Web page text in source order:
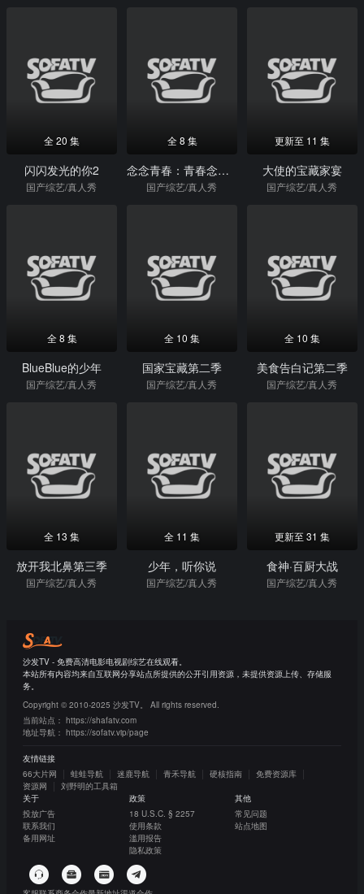
全 20 集
闪闪发光的你2
国产综艺/真人秀
全 8 集
念念青春：青春念诵会
国产综艺/真人秀
更新至 11 集
大使的宝藏家宴
国产综艺/真人秀
全 8 集
BlueBlue的少年
国产综艺/真人秀
全 10 集
国家宝藏第二季
国产综艺/真人秀
全 10 集
美食告白记第二季
国产综艺/真人秀
全 13 集
放开我北鼻第三季
国产综艺/真人秀
全 11 集
少年，听你说
国产综艺/真人秀
更新至 31 集
食神·百厨大战
国产综艺/真人秀
沙发TV - 免费高清电影电视剧综艺在线观看。
本站所有内容均来自互联网分享站点所提供的公开引用资源，未提供资源上传、存储服
务。
Copyright © 2010-2025 沙发TV。 All rights reserved.
当前站点： https://shafatv.com
地址导航： https://sofatv.vip/page
友情链接
66大片网
蛙蛙导航 迷鹿导航 青禾导航 硬核指南
免费资源库
资源网
刘野明的工具箱
关于
投放广告
联系我们
备用网址
政策
18 U.S.C. § 2257
使用条款
滥用报告
隐私政策
其他
常见问题
站点地图